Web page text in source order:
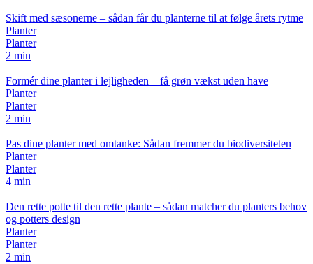
Skift med sæsonerne – sådan får du planterne til at følge årets rytme
Planter
Planter
2 min
Formér dine planter i lejligheden – få grøn vækst uden have
Planter
Planter
2 min
Pas dine planter med omtanke: Sådan fremmer du biodiversiteten
Planter
Planter
4 min
Den rette potte til den rette plante – sådan matcher du planters behov
og potters design
Planter
Planter
2 min